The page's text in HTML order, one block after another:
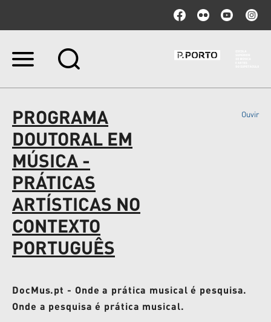
Ir
Ir
para
a
navegação
PROGRAMA
DOUTORAL EM
MÚSICA -
PRÁTICAS
ARTÍSTICAS NO
CONTEXTO
PORTUGUÊS
Ouvir
DocMus.pt - Onde a prática musical é pesquisa.
Onde a pesquisa é prática musical.